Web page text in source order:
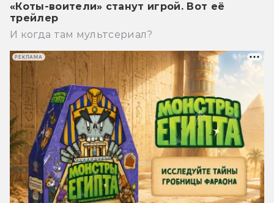
«Коты-воители» станут игрой. Вот её
трейлер
И когда там мультсериал?
РЕКЛАМА